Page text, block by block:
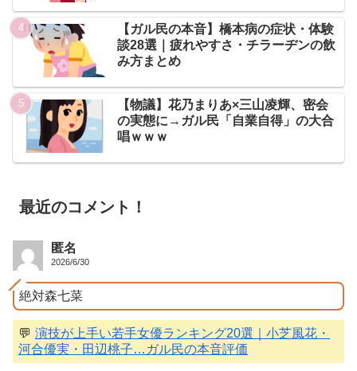
【ガル民の本音】橋本病の症状・体験
談28選｜疲れやすさ・チラーヂンの飲
み方まとめ
【物議】花乃まりあ×三山凌輝、密会
の実態に→ガル民「自業自得」の大合
唱ｗｗｗ
最近のコメント！
匿名
2026/6/30
絶対森七菜
💬 演技が上手い若手女優ランキング20選｜小芝風花・
河合優実・田辺桃子…ガル民の本音評価